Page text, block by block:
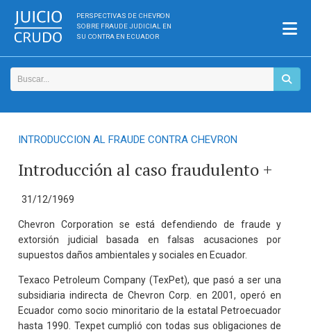
PERSPECTIVAS DE CHEVRON
SOBRE FRAUDE JUDICIAL EN
SU CONTRA EN ECUADOR
INTRODUCCION AL FRAUDE CONTRA CHEVRON
Introducción al caso fraudulento +
31/12/1969
Chevron Corporation se está defendiendo de fraude y
extorsión judicial basada en falsas acusaciones por
supuestos daños ambientales y sociales en Ecuador.
Texaco Petroleum Company (TexPet), que pasó a ser una
subsidiaria indirecta de Chevron Corp. en 2001, operó en
Ecuador como socio minoritario de la estatal Petroecuador
hasta 1990. Texpet cumplió con todas sus obligaciones de